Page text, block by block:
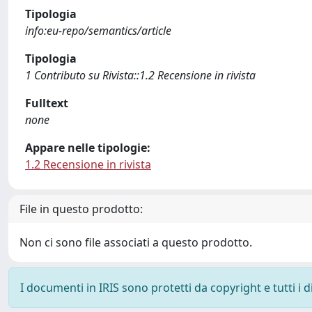
Tipologia
info:eu-repo/semantics/article
Tipologia
1 Contributo su Rivista::1.2 Recensione in rivista
Fulltext
none
Appare nelle tipologie:
1.2 Recensione in rivista
File in questo prodotto:
Non ci sono file associati a questo prodotto.
I documenti in IRIS sono protetti da copyright e tutti i